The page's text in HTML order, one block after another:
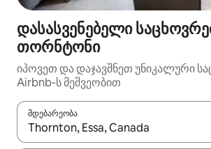
დასასვენებელი
თორნტონი
იპოვეთ და დაჯავშნეთ უნიკალური
Airbnb-ს მეშვეობით
მდებარეობა
როცა შედეგები ხელმისაწვდომი